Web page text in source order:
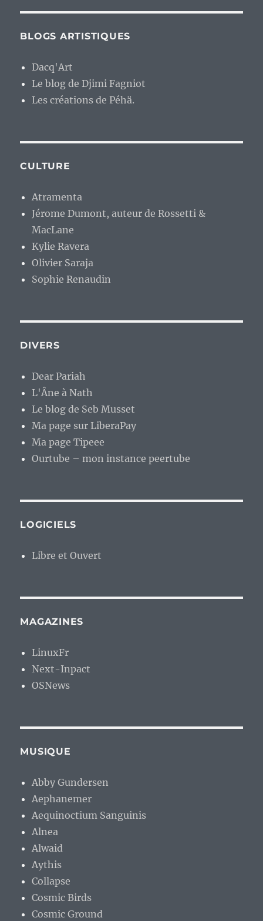
BLOGS ARTISTIQUES
Dacq'Art
Le blog de Djimi Fagniot
Les créations de Péhä.
CULTURE
Atramenta
Jérome Dumont, auteur de Rossetti &
MacLane
Kylie Ravera
Olivier Saraja
Sophie Renaudin
DIVERS
Dear Pariah
L'Âne à Nath
Le blog de Seb Musset
Ma page sur LiberaPay
Ma page Tipeee
Ourtube – mon instance peertube
LOGICIELS
Libre et Ouvert
MAGAZINES
LinuxFr
Next-Inpact
OSNews
MUSIQUE
Abby Gundersen
Aephanemer
Aequinoctium Sanguinis
Alnea
Alwaid
Aythis
Collapse
Cosmic Birds
Cosmic Ground